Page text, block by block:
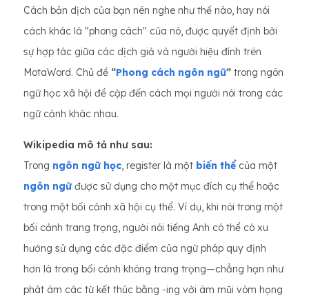
Cách bản dịch của bạn nên nghe như thế nào, hay nói
cách khác là "phong cách" của nó, được quyết định bởi
sự hợp tác giữa các dịch giả và người hiệu đính trên
MotaWord. Chủ đề “Phong cách ngôn ngữ” trong ngôn
ngữ học xã hội đề cập đến cách mọi người nói trong các
ngữ cảnh khác nhau.
Wikipedia mô tả như sau:
Trong ngôn ngữ học, register là một biến thểcủa một
ngôn ngữđược sử dụng cho một mục đích cụ thể hoặc
trong một bối cảnh xã hội cụ thể. Ví dụ, khi nói trong một
bối cảnh trang trọng, người nói tiếng Anh có thể có xu
hướng sử dụng các đặc điểm của ngữ pháp quy định
hơn là trong bối cảnh không trang trọng—chẳng hạn như
phát âm các từ kết thúc bằng -ing với âm mũi vòm họng